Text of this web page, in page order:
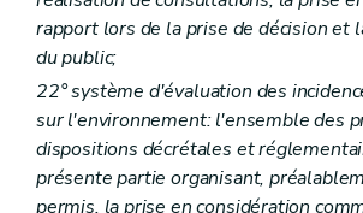
Art. R 37
Art. R 38
Art. R 39
Art. R 40
Art. R 41
Titre III Participation du public en matière
Chapitre premier De la réunion
Art. R41-1
Art. R41-2
rapport lors de la prise de décision et
du public;
22° système d'évaluation des
sur l'environnement: l'ensemble des
dispositions décrétales et
présente partie organisant,
permis, la prise en considération